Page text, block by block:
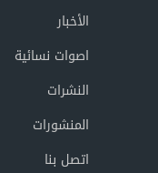
الأخبار
اصوات نسائية
النشرات
المنشورات
اتصل بنا